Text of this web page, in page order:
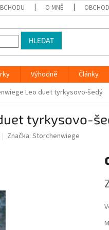
O MNĚ
HLEDAT
Výhodně Články
Leo duet tyrkysovo-šedý
tyrkysovo-
Značka: Storchenwiege